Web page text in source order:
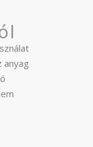
anyag